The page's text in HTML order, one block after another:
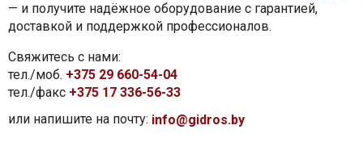
— и получите надёжное оборудование с гарантией,
доставкой и поддержкой профессионалов.
Свяжитесь с нами:
тел./моб. +375 29 660-54-04
тел./факс +375 17 336-56-33
или напишите на почту: info@gidros.by